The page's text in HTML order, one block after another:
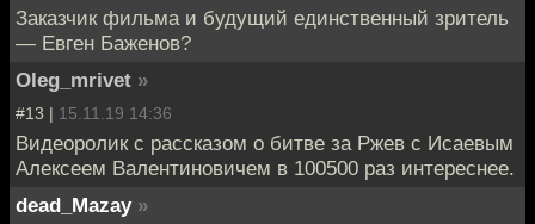
Заказчик фильма и будущий единственный зритель
— Евген Баженов?
Oleg_mrivet »
#13 | 15.11.19 14:36
Видеоролик с рассказом о битве за Ржев с Исаевым
Алексеем Валентиновичем в 100500 раз интереснее.
dead_Mazay »